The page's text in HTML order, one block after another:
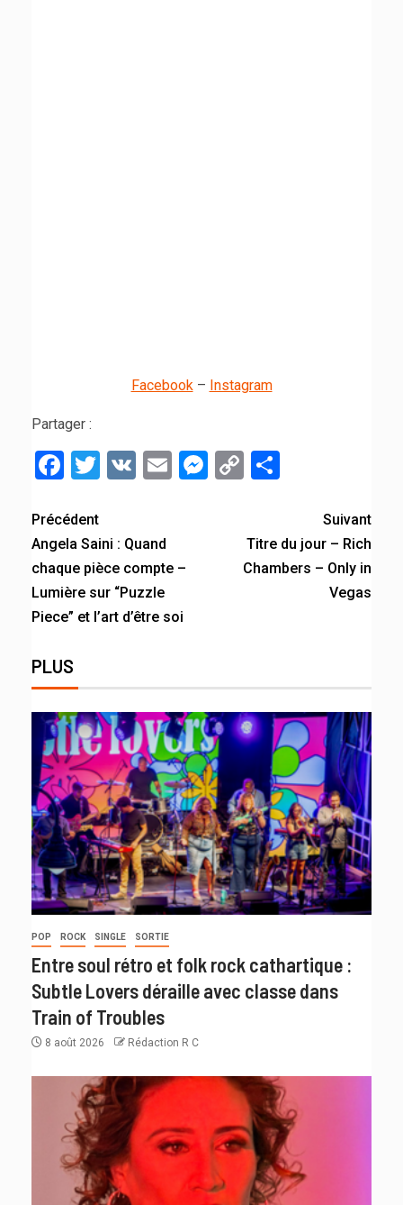
Facebook – Instagram
Partager :
Facebook
Twitter
VK EmailMessenger
Copy
Précédent
Angela Saini : Quand
chaque pièce compte –
Lumière sur “Puzzle
Piece” et l’art d’être soi
Suivant
Titre du jour – Rich
Chambers – Only in
Vegas
PLUS
POP ROCK SINGLE SORTIE
Entre soul rétro et folk rock cathartique :
Subtle Lovers déraille avec classe dans
Train of Troubles
8 août 2026 Rédaction R C